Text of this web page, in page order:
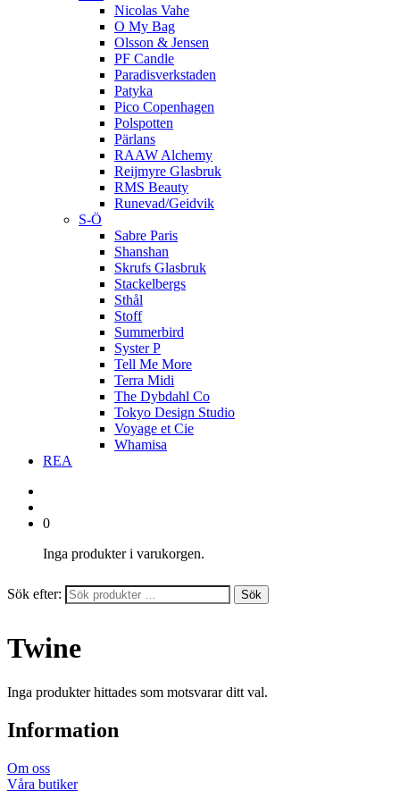
Nicolas Vahe
O My Bag
Olsson & Jensen
PF Candle
Paradisverkstaden
Patyka
Pico Copenhagen
Polspotten
Pärlans
RAAW Alchemy
Reijmyre Glasbruk
RMS Beauty
Runevad/Geidvik
S-Ö
Sabre Paris
Shanshan
Skrufs Glasbruk
Stackelbergs
Sthål
Stoff
Summerbird
Syster P
Tell Me More
Terra Midi
The Dybdahl Co
Tokyo Design Studio
Voyage et Cie
Whamisa
REA
0
Inga produkter i varukorgen.
Sök efter: Sök
Twine
Inga produkter hittades som motsvarar ditt val.
Information
Om oss
Våra butiker